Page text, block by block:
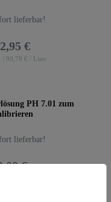
lieferbar!
€
| 99,78 € / Liter
PH 7.01 zum
lieferbar!
€